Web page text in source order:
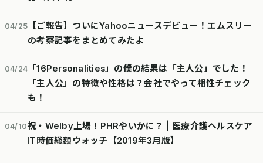
04/25
【ご報告】ついにYahooニュースデビュー！エムスリー
の考察記事をまとめてみたよ
04/24 「16Personalities」の僕の結果は「主人公」でした！
「主人公」の特徴や性格は？会社でやって相性チェック
も！
04/10祝・Welby上場！PHRやいかに？ | 医療介護ヘルスケア
IT時価総額ウォッチ【2019年3月版】